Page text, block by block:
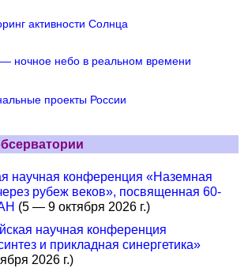
активности Солнца
ночное небо в реальном времени
проекты России
научная конференция «Наземная
рубеж веков», посвященная 60-
(5 — 9 октября 2026 г.)
научная конференция
и прикладная синергетика»
2026 г.)